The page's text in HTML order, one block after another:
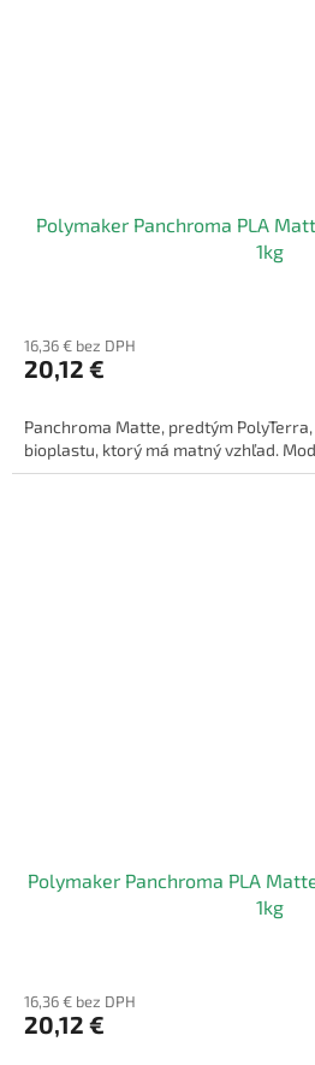
Polymaker Panchroma PLA
1kg
16,36 € bez DPH
20,12 €
Panchroma Matte, predtým
bioplastu, ktorý má matný vzhľad.
Polymaker Panchroma PLA
1kg
16,36 € bez DPH
20,12 €